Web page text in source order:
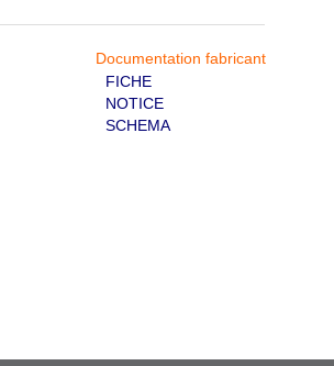
Documentation fabricant
FICHE
NOTICE
SCHEMA